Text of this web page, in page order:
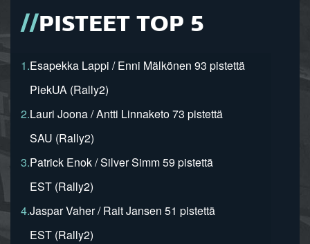
PISTEET TOP 5
1.Esapekka Lappi / Enni Mälkönen 93 pistettä
PiekUA (Rally2)
2.Lauri Joona / Antti Linnaketo 73 pistettä
SAU (Rally2)
3.Patrick Enok / Silver Simm 59 pistettä
EST (Rally2)
4.Jaspar Vaher / Rait Jansen 51 pistettä
EST (Rally2)